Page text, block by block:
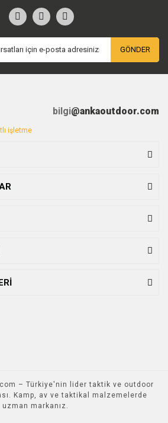
GÖNDER
bilgi@ankaoutdoor.com
– Türkiye'nin lider taktik ve outdoor
Kamp, av ve taktikal malzemelerde
uzman markanız.